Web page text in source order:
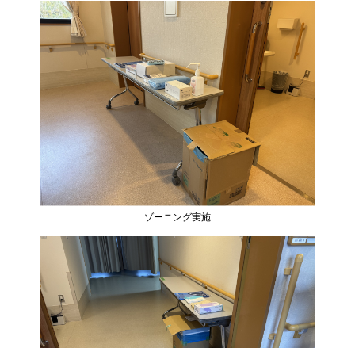
ゾーニング実施